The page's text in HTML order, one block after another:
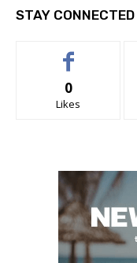
STAY CONNECTED
0
Likes